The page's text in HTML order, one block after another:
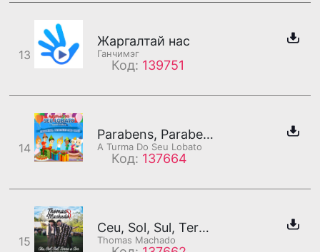
13
Жаргалтай нас
Ганчимэг
Код: 139751
14
Parabens, Parabens Pra Voce
A Turma Do Seu Lobato
Код: 137664
15
Ceu, Sol, Sul, Terra e Cor
Thomas Machado